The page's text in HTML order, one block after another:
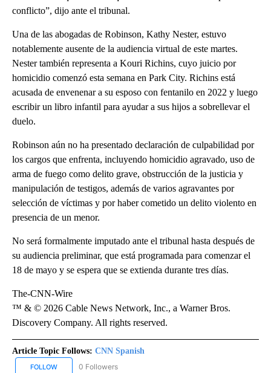
conflicto”, dijo ante el tribunal.
Una de las abogadas de Robinson, Kathy Nester, estuvo
notablemente ausente de la audiencia virtual de este martes.
Nester también representa a Kouri Richins, cuyo juicio por
homicidio comenzó esta semana en Park City. Richins está
acusada de envenenar a su esposo con fentanilo en 2022 y luego
escribir un libro infantil para ayudar a sus hijos a sobrellevar el
duelo.
Robinson aún no ha presentado declaración de culpabilidad por
los cargos que enfrenta, incluyendo homicidio agravado, uso de
arma de fuego como delito grave, obstrucción de la justicia y
manipulación de testigos, además de varios agravantes por
selección de víctimas y por haber cometido un delito violento en
presencia de un menor.
No será formalmente imputado ante el tribunal hasta después de
su audiencia preliminar, que está programada para comenzar el
18 de mayo y se espera que se extienda durante tres días.
The-CNN-Wire
™ & © 2026 Cable News Network, Inc., a Warner Bros.
Discovery Company. All rights reserved.
Article Topic Follows: CNN Spanish
FOLLOW FOLLOW "CNN SPANISH" TO RECEIVE NOTIFICATIONS ABOUT
0 Followers